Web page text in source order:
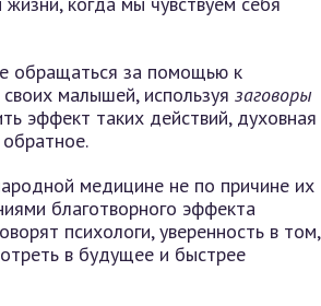
обращаться за помощью к
малышей, используя заговоры
эффект таких действий, духовная
медицине не по причине их
благотворного эффекта
психологи, уверенность в том,
в будущее и быстрее